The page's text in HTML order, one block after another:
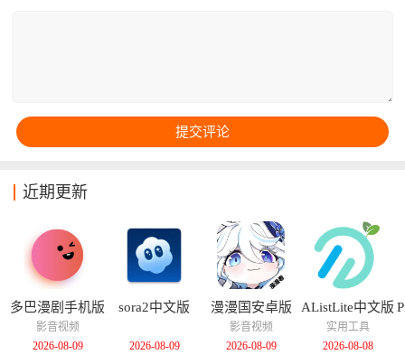
近期更新
多巴漫剧手机版
影音视频
2026-08-09
sora2中文版
2026-08-09
漫漫国安卓版
影音视频
2026-08-09
AListLite中文版
实用工具
2026-08-08